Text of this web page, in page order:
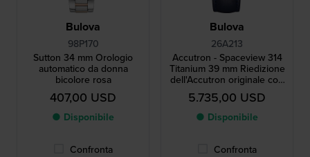
Bulova
98P170
Sutton 34 mm Orologio
automatico da donna
bicolore rosa
407,00 USD
● Disponibile
Confronta
Bulova
26A213
Accutron - Spaceview 314
Titanium 39 mm Riedizione
dell'Accutron originale con
movimento proprietario a
diapason
5.735,00 USD
● Disponibile
Confronta